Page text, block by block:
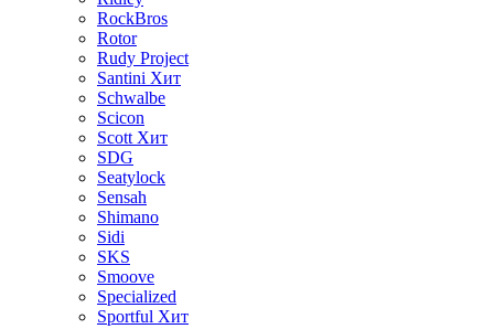
RockBros
Rotor
Rudy Project
Santini Хит
Schwalbe
Scicon
Scott Хит
SDG
Seatylock
Sensah
Shimano
Sidi
SKS
Smoove
Specialized
Sportful Хит